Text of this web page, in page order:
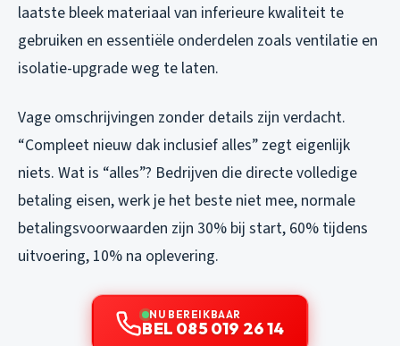
laatste bleek materiaal van inferieure kwaliteit te
gebruiken en essentiële onderdelen zoals ventilatie en
isolatie-upgrade weg te laten.
Vage omschrijvingen zonder details zijn verdacht.
“Compleet nieuw dak inclusief alles” zegt eigenlijk
niets. Wat is “alles”? Bedrijven die directe volledige
betaling eisen, werk je het beste niet mee, normale
betalingsvoorwaarden zijn 30% bij start, 60% tijdens
uitvoering, 10% na oplevering.
NU BEREIKBAAR
BEL 085 019 26 14